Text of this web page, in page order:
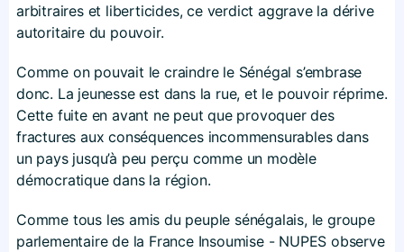
arbitraires et liberticides, ce verdict aggrave la dérive
autoritaire du pouvoir.
Comme on pouvait le craindre le Sénégal s’embrase
donc. La jeunesse est dans la rue, et le pouvoir réprime.
Cette fuite en avant ne peut que provoquer des
fractures aux conséquences incommensurables dans
un pays jusqu’à peu perçu comme un modèle
démocratique dans la région.
Comme tous les amis du peuple sénégalais, le groupe
parlementaire de la France Insoumise - NUPES observe